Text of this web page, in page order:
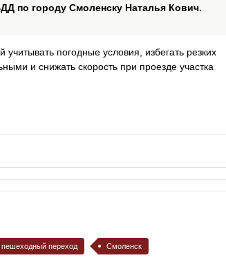
по городу Смоленску Наталья Кович.
погодные условия, избегать резких
и снижать скорость при проезде участка
пешеходный переход Смоленск